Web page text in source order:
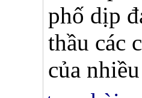
phố dịp
thầu các
của